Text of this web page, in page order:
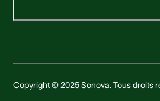
Copyright © 2025 Sonova. Tous droits